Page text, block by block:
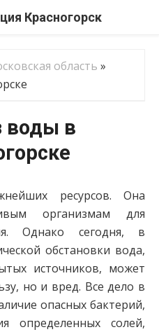
область »
воды в
ресурсов. Она
организмам для
Однако сегодня, в
обстановки вода,
источников, может
но и вред. Все дело в
опасных бактерий,
определенных солей,